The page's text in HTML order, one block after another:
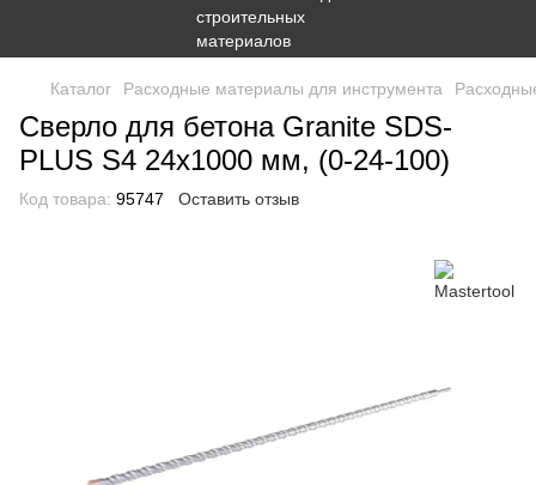
Каталог Расходные материалы для инструмента
Сверло для бетона Granite SDS-
PLUS S4 24х1000 мм, (0-24-100)
Код товара: 95747 Оставить отзыв